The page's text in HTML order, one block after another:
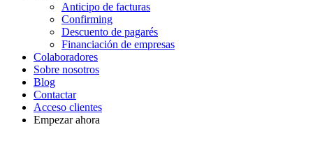
Anticipo de facturas
Confirming
Descuento de pagarés
Financiación de empresas
Colaboradores
Sobre nosotros
Blog
Contactar
Acceso clientes
Empezar ahora